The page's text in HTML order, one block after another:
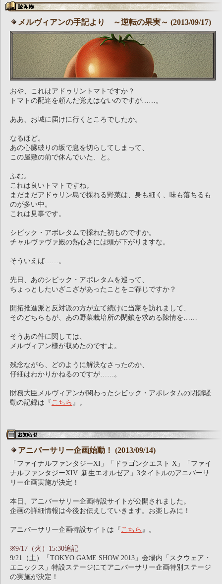
メルヴィアンの手記より ～逆転の果実～ (2013/09/17)
おや、これはアドゥリントマトですか？
トマトの配達を頼んだ覚えはないのですが……。
ああ、お城に届けに行くところでしたか。
なるほど。
あの心臓破りの坂で息を切らしてしまって、
この屋敷の前で休んでいた、と。
ふむ。
これは良いトマトですね。
まだまだアドゥリン島で採れる野菜は、身も細く、味も落ちるも
のが多い中。
これは見事です。
シビック・アボレタムで採れた初ものですか。
チャルヴァヴァ殿の熱心さには頭が下がりますな。
そういえば……。
先日、あのシビック・アボレタムを巡って、
ちょっとしたいざこざがあったことをご存じですか？
開拓推進派と反対派の方が立て続けに当家を訪れまして、
そのどちらもが、あの野菜栽培所の閉鎖を求める陳情を……
そうあの件に関しては、
メルヴィアン様が収めたのですよ。
残念ながら、どのように解決なさったのか、
仔細はわかりかねるのですが……。
財務大臣メルヴィアンが関わったシビック・アボレタムの閉鎖騒
動の記録は『 こちら 』。
アニバーサリー企画始動！ (2013/09/14)
「ファイナルファンタジーXI」「ドラゴンクエスト X」「ファイ
ナルファンタジーXIV: 新生エオルゼア」3タイトルのアニバーサ
リー企画実施が決定！
本日、アニバーサリー企画特設サイトが公開されました。
企画の詳細情報は今後お伝えしていきます。お楽しみに！
アニバーサリー企画特設サイトは『 こちら 』。
※9/17（火）15:30追記
9/21（土）「TOKYO GAME SHOW 2013」会場内「スクウェア・
エニックス」特設ステージにてアニバーサリー企画特別ステージ
の実施が決定！